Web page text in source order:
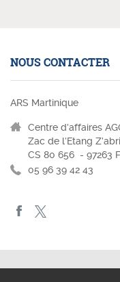
NOUS CONTACTER
ARS Martinique
Centre d’affaires
Zac de l’Etang
CS 80 656 - 97263
05 96 39 42 43